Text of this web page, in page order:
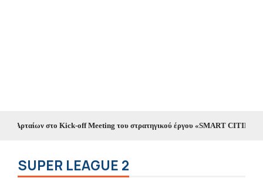
Kick-off Meeting του στρατηγικού έργου «SMART CITIES» // Οκτώ
SUPER LEAGUE 2